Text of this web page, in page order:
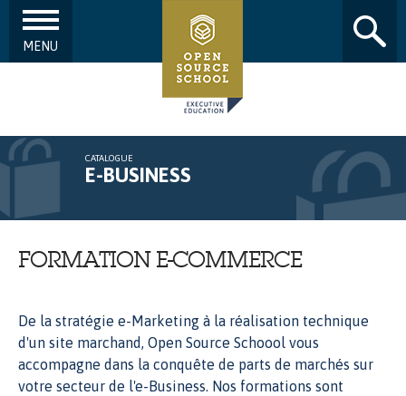
MENU
CATALOGUE
E-BUSINESS
FORMATION E-COMMERCE
De la stratégie e-Marketing à la réalisation technique
d'un site marchand, Open Source Schoool vous
accompagne dans la conquête de parts de marchés sur
votre secteur de l'e-Business. Nos formations sont